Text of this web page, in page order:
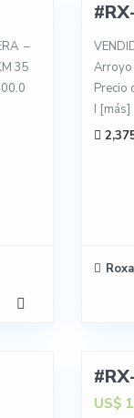
–
35
Precio
I [más]
US$